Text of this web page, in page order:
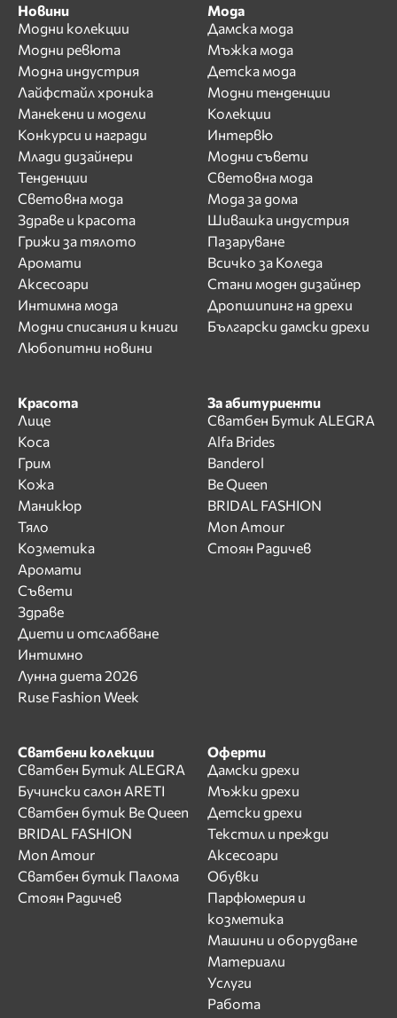
Новини
Модни колекции
Модни ревюта
Модна индустрия
Лайфстайл хроника
Манекени и модели
Конкурси и награди
Млади дизайнери
Тенденции
Световна мода
Здраве и красота
Грижи за тялото
Аромати
Аксесоари
Интимна мода
Модни списания и книги
Любопитни новини
Мода
Дамска мода
Мъжка мода
Детска мода
Модни тенденции
Колекции
Интервю
Модни съвети
Световна мода
Мода за дома
Шивашка индустрия
Пазаруване
Всичко за Коледа
Стани моден дизайнер
Дропшипинг на дрехи
Български дамски дрехи
Красота
Лице
Коса
Грим
Кожа
Маникюр
Тяло
Козметика
Аромати
Съвети
Здраве
Диети и отслабване
Интимно
Лунна диета 2026
Ruse Fashion Week
За абитуриенти
Сватбен Бутик ALEGRA
Alfa Brides
Banderol
Be Queen
BRIDAL FASHION
Mon Amour
Стоян Радичев
Сватбени колекции
Сватбен Бутик ALEGRA
Бучински салон ARETI
Сватбен бутик Be Queen
BRIDAL FASHION
Mon Amour
Сватбен бутик Палома
Стоян Радичев
Оферти
Дамски дрехи
Мъжки дрехи
Детски дрехи
Текстил и прежди
Аксесоари
Обувки
Парфюмерия и
козметика
Машини и оборудване
Материали
Услуги
Работа